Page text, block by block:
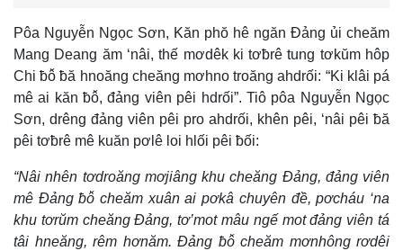
Pôa Nguyễn Ngọc Sơn, Kăn phŏ hê ngăn Đảng ủi cheăm
Mang Deang ăm ‘nâi, thế mơdêk ki tơƀrê tung tơkŭm hôp
Chi ƀô̆ ƀă hnoăng cheăng mơhno troăng ahdrối: “Ki klâi pá
mê ai kăn ƀô̆, đảng viên pêi hdrối”. Tiô pôa Nguyễn Ngọc
Sơn, drêng đảng viên pêi pro ahdrối, khên pêi, ‘nâi pêi ƀă
pêi tơƀrê mê kuăn pơlê loi hlối pêi ƀối:
“Nâi nhên tơdroăng mơjiâng khu cheăng Đảng, đảng viên
mê Đảng ƀô̆ cheăm xuân ai pơkâ chuyên đề, pơcháu ‘na
khu tơrŭm cheăng Đảng, tơ’mot mâu ngế mot đảng viên tá
tâi hneăng, rêm hơnăm. Đảng ƀô̆ cheăm mơnhông rơdêi